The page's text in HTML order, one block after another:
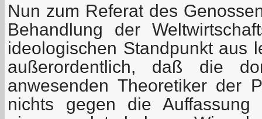
Nun zum Referat des
Behandlung der
ideologischen Standpunkt aus
außerordentlich, daß die
anwesenden Theoretiker der
nichts gegen die Auffassung